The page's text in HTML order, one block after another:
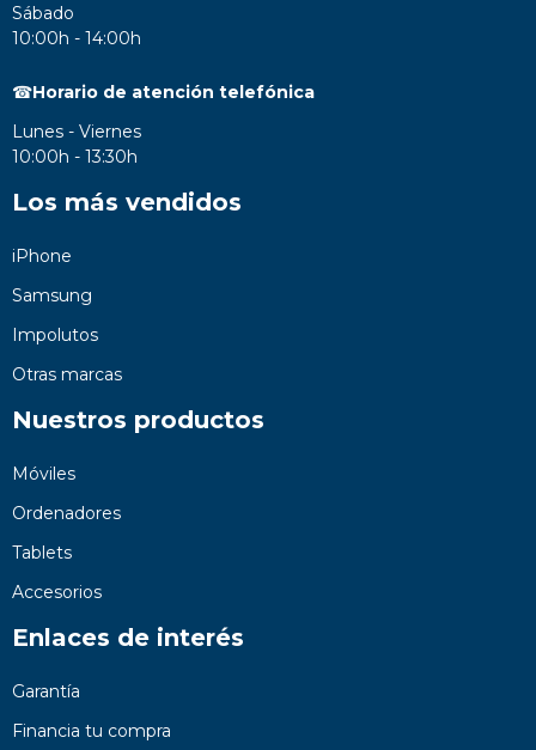
Sábado
10:00h - 14:00h
☎Horario de atención telefónica
Lunes - Viernes
10:00h - 13:30h
Los más vendidos
iPhone
Samsung
Impolutos
Otras marcas
Nuestros productos
Móviles
Ordenadores
Tablets
Accesorios
Enlaces de interés
Garantía
Financia tu compra